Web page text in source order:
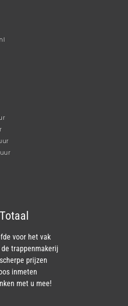
voor het vak
trappenmakerij
prijzen
inmeten
met u mee!